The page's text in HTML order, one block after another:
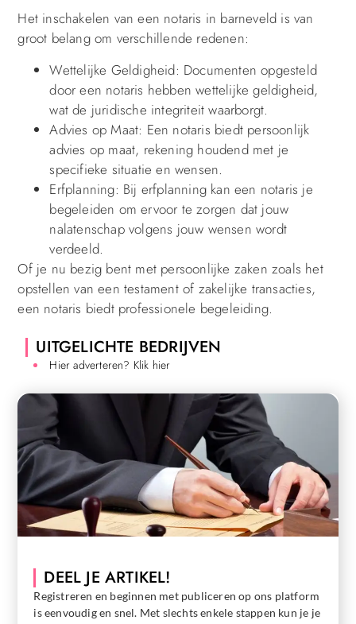
Het inschakelen van een notaris in barneveld is van
groot belang om verschillende redenen:
Wettelijke Geldigheid: Documenten opgesteld
door een notaris hebben wettelijke geldigheid,
wat de juridische integriteit waarborgt.
Advies op Maat: Een notaris biedt persoonlijk
advies op maat, rekening houdend met je
specifieke situatie en wensen.
Erfplanning: Bij erfplanning kan een notaris je
begeleiden om ervoor te zorgen dat jouw
nalatenschap volgens jouw wensen wordt
verdeeld.
Of je nu bezig bent met persoonlijke zaken zoals het
opstellen van een testament of zakelijke transacties,
een notaris biedt professionele begeleiding.
UITGELICHTE BEDRIJVEN
Hier adverteren? Klik hier
DEEL JE ARTIKEL!
Registreren en beginnen met publiceren op ons platform
is eenvoudig en snel. Met slechts enkele stappen kun je je